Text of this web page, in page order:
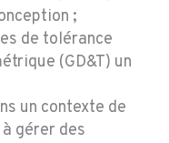
;
de tolérance
(GD&T) un
un contexte de
gérer des